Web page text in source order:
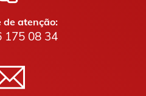
de atenção:
175 08 34